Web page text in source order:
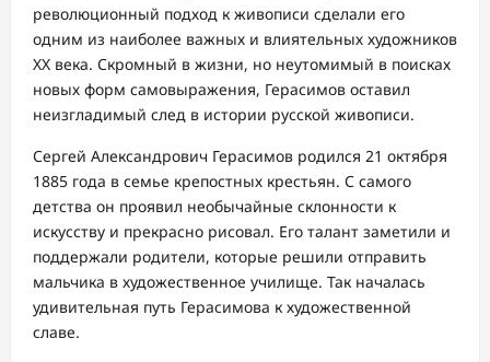
революционный подход к живописи сделали его
одним из наиболее важных и влиятельных художников
XX века. Скромный в жизни, но неутомимый в поисках
новых форм самовыражения, Герасимов оставил
неизгладимый след в истории русской живописи.
Сергей Александрович Герасимов родился 21 октября
1885 года в семье крепостных крестьян. С самого
детства он проявил необычайные склонности к
искусству и прекрасно рисовал. Его талант заметили и
поддержали родители, которые решили отправить
мальчика в художественное училище. Так началась
удивительная путь Герасимова к художественной
славе.